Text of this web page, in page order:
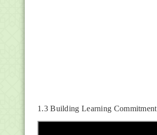
1.3 Building Learning Commitment